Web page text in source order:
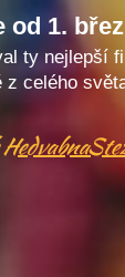
1.
ty nejlepší
celého